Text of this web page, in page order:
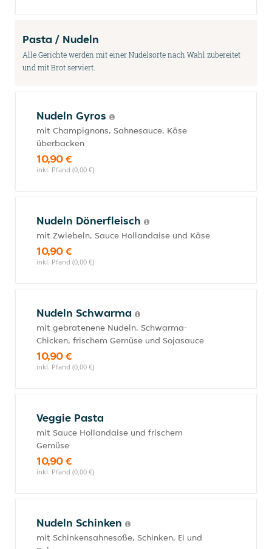
Pasta / Nudeln
Alle Gerichte werden mit einer Nudelsorte nach Wahl zubereitet
und mit Brot serviert.
Nudeln Gyros
mit Champignons, Sahnesauce, Käse
überbacken
10,90 €
inkl. Pfand (0,00 €)
Nudeln Dönerfleisch
mit Zwiebeln, Sauce Hollandaise und Käse
10,90 €
inkl. Pfand (0,00 €)
Nudeln Schwarma
mit gebratenene Nudeln, Schwarma-
Chicken, frischem Gemüse und Sojasauce
10,90 €
inkl. Pfand (0,00 €)
Veggie Pasta
mit Sauce Hollandaise und frischem
Gemüse
10,90 €
inkl. Pfand (0,00 €)
Nudeln Schinken
mit Schinkensahnesoße, Schinken, Ei und